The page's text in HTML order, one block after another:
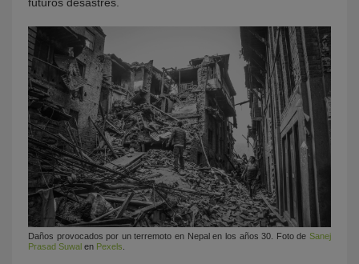
futuros desastres.
Daños provocados por un terremoto en Nepal en los años 30. Foto de Sanej
Prasad Suwal en Pexels